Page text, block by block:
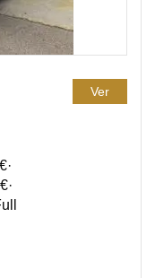
Ver